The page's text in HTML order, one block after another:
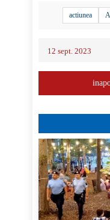
actiunea
12 sept. 2023